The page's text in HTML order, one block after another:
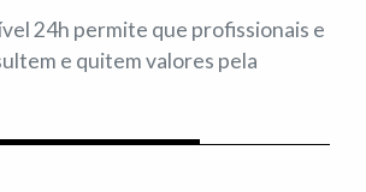
24h permite que profissionais e
e quitem valores pela